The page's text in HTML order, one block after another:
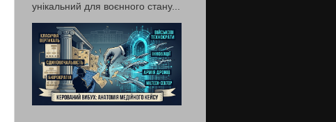
унікальний для воєнного стану...